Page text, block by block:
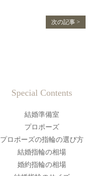
次の記事 >
Special Contents
結婚準備室
プロポーズ
プロポーズの指輪の選び方
結婚指輪の相場
婚約指輪の相場